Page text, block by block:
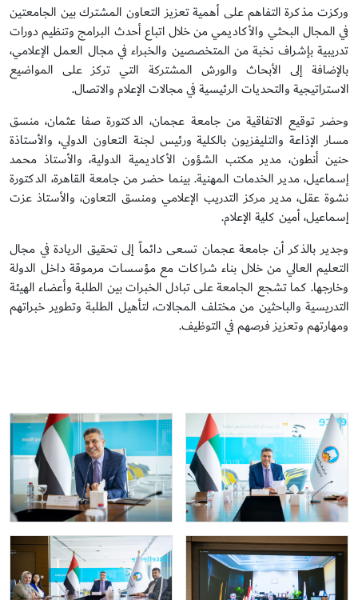
وركزت مذكرة التفاهم على أهمية تعزيز التعاون المشترك بين الجامعتين
في المجال البحثي والأكاديمي من خلال اتباع أحدث البرامج وتنظيم دورات
تدريبية بإشراف نخبة من المتخصصين والخبراء في مجال العمل الإعلامي،
بالإضافة إلى الأبحاث والورش المشتركة التي تركز على المواضيع
الاستراتيجية والتحديات الرئيسية في مجالات الإعلام والاتصال.
وحضر توقيع الاتفاقية من جامعة عجمان، الدكتورة صفا عثمان، منسق
مسار الإذاعة والتليفزيون بالكلية ورئيس لجنة التعاون الدولي، والأستاذة
حنين أنطون، مدير مكتب الشؤون الأكاديمية الدولية، والأستاذ محمد
إسماعيل، مدير الخدمات المهنية. بينما حضر من جامعة القاهرة، الدكتورة
نشوة عقل، مدير مركز التدريب الإعلامي ومنسق التعاون، والأستاذ عزت
إسماعيل، أمين كلية الإعلام.
وجدير بالذكر أن جامعة عجمان تسعى دائماً إلى تحقيق الريادة في مجال
التعليم العالي من خلال بناء شراكات مع مؤسسات مرموقة داخل الدولة
وخارجها. كما تشجع الجامعة على تبادل الخبرات بين الطلبة وأعضاء الهيئة
التدريسية والباحثين من مختلف المجالات، لتأهيل الطلبة وتطوير خبراتهم
ومهارتهم وتعزيز فرصهم في التوظيف.